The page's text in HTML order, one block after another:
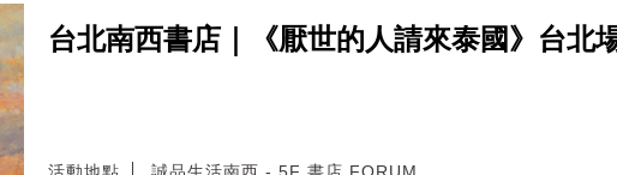
台北南西書店｜《厭世的人請來泰國》台北